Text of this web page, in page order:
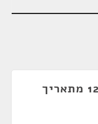
ישיבת ועדה של הכנסת ה-12 מתאריך